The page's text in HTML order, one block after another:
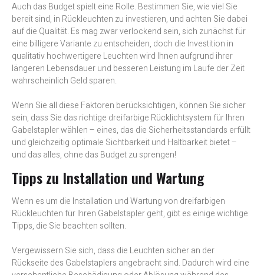
Auch das Budget spielt eine Rolle. Bestimmen Sie, wie viel Sie
bereit sind, in Rückleuchten zu investieren, und achten Sie dabei
auf die Qualität. Es mag zwar verlockend sein, sich zunächst für
eine billigere Variante zu entscheiden, doch die Investition in
qualitativ hochwertigere Leuchten wird Ihnen aufgrund ihrer
längeren Lebensdauer und besseren Leistung im Laufe der Zeit
wahrscheinlich Geld sparen.
Wenn Sie all diese Faktoren berücksichtigen, können Sie sicher
sein, dass Sie das richtige dreifarbige Rücklichtsystem für Ihren
Gabelstapler wählen – eines, das die Sicherheitsstandards erfüllt
und gleichzeitig optimale Sichtbarkeit und Haltbarkeit bietet –
und das alles, ohne das Budget zu sprengen!
Tipps zu Installation und Wartung
Wenn es um die Installation und Wartung von dreifarbigen
Rückleuchten für Ihren Gabelstapler geht, gibt es einige wichtige
Tipps, die Sie beachten sollten.
Vergewissern Sie sich, dass die Leuchten sicher an der
Rückseite des Gabelstaplers angebracht sind. Dadurch wird eine